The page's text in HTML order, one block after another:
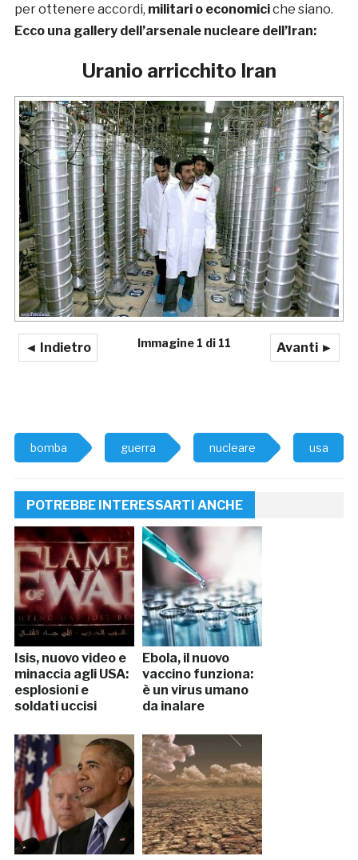
per ottenere accordi, militari o economiciche siano.
Ecco una gallery dell’arsenale nucleare dell’Iran:
Uranio arricchito Iran
◄ Indietro Avanti ►
Immagine 1 di 11
bomba guerra nucleare usa
POTREBBE INTERESSARTI ANCHE
Isis, nuovo video e
minaccia agli USA:
esplosioni e
soldati uccisi
Ebola, il nuovo
vaccino funziona:
è un virus umano
da inalare